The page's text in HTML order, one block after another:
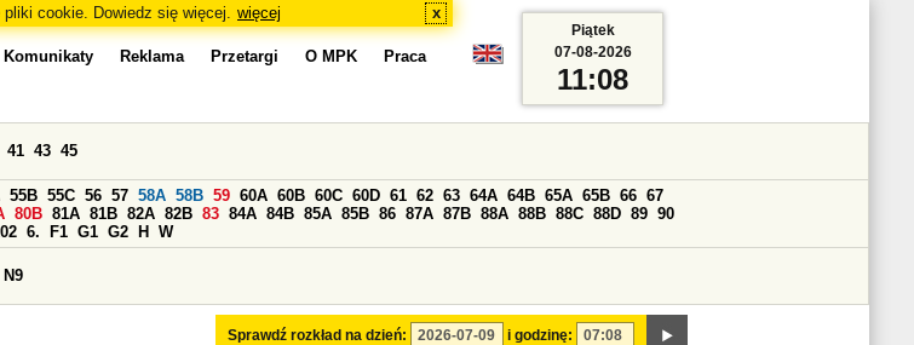
cookie. Dowiedz się więcej. więcej x
Komunikaty Reklama Przetargi O MPK Praca
Sprawdź rozkład na dzień: i godzinę:
41 43 45
55B 55C 56 57 58A 58B 59 60A 60B 60C 60D 61 62 63 64A 64B 65A 65B 66 67
80B 81A 81B 82A 82B 83 84A 84B 85A 85B 86 87A 87B 88A 88B 88C 88D 89 90
6. F1 G1 G2 H W
N9
Piątek
07-08-2026
11:08